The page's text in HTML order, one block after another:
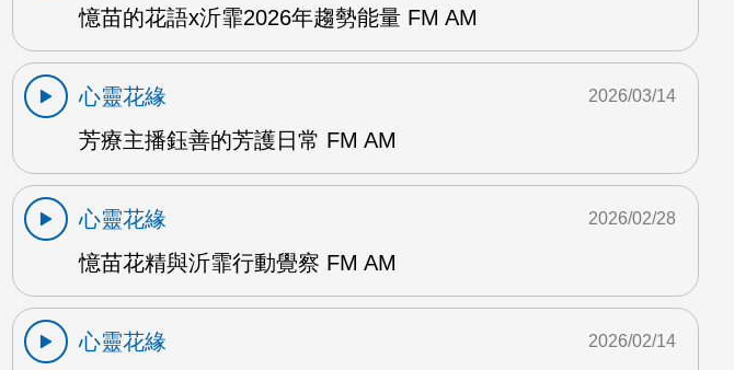
憶苗的花語x沂霏2026年趨勢能量 FM AM
心靈花緣
芳療主播鈺善的芳護日常 FM AM
2026/03/14
心靈花緣
憶苗花精與沂霏行動覺察 FM AM
2026/02/28
心靈花緣
2026/02/14